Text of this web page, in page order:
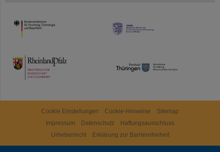
HMWK
TMWWDG
Cookie Einstellungen Cookie-Hinweise
Sitemap
Impressum
Datenschutz
Haftungsausschluss
Urheberrecht
Erklärung zur Barrierefreiheit